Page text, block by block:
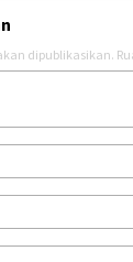
dipublikasikan.